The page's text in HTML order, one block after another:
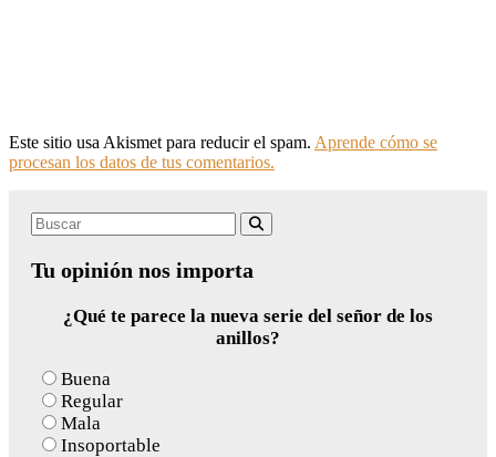
Este sitio usa Akismet para reducir el spam. Aprende cómo se
procesan los datos de tus comentarios.
Search
Tu opinión nos importa
¿Qué te parece la nueva serie del señor de los
anillos?
Buena
Regular
Mala
Insoportable